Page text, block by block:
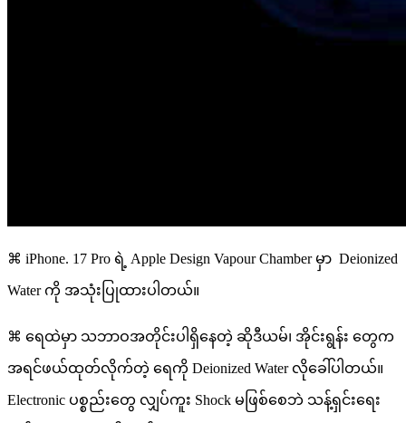
⌘ iPhone. 17 Pro ရဲ့ Apple Design Vapour Chamber မှာ Deionized
Water ကို အသုံးပြုထားပါတယ်။
⌘ ရေထဲမှာ သဘာဝအတိုင်းပါရှိနေတဲ့ ဆိုဒီယမ်၊ အိုင်းရွန်း တွေက
အရင်ဖယ်ထုတ်လိုက်တဲ့ ရေကို Deionized Water လိုခေါ်ပါတယ်။
Electronic ပစ္စည်းတွေ လျှပ်ကူး Shock မဖြစ်စေဘဲ သန့်ရှင်းရေး